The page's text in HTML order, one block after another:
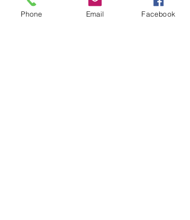
Phone Email Facebook